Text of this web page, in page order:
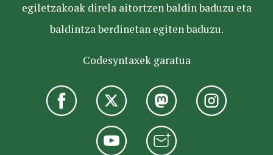
egiletzakoak direla aitortzen baldin baduzu eta
baldintza berdinetan egiten baduzu.
Codesyntaxek garatua